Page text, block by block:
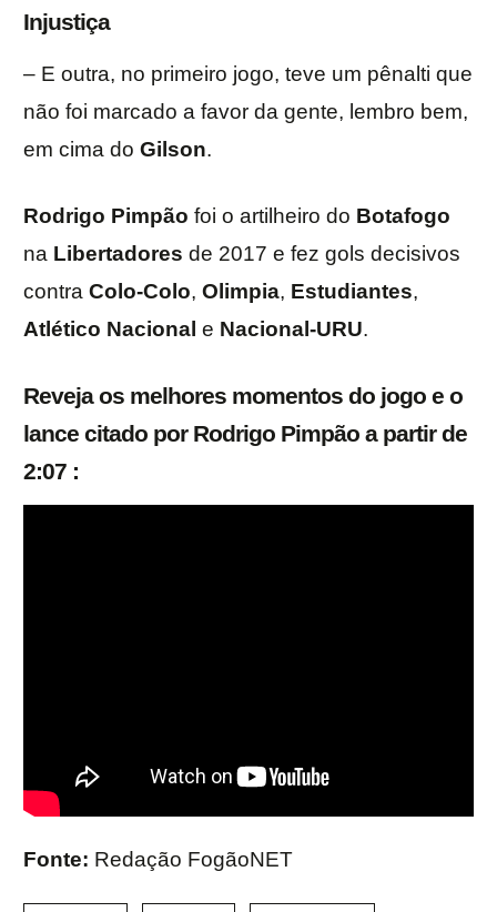
Injustiça
– E outra, no primeiro jogo, teve um pênalti que
não foi marcado a favor da gente, lembro bem,
em cima do Gilson.
Rodrigo Pimpão foi o artilheiro do Botafogo
na Libertadores de 2017 e fez gols decisivos
contra Colo-Colo, Olimpia, Estudiantes,
Atlético Nacional e Nacional-URU.
Reveja os melhores momentos do jogo e o
lance citado por Rodrigo Pimpão a partir de
2:07 :
Fonte: Redação FogãoNET